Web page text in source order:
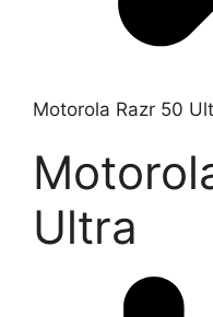
Motorola Razr 50
Ultra